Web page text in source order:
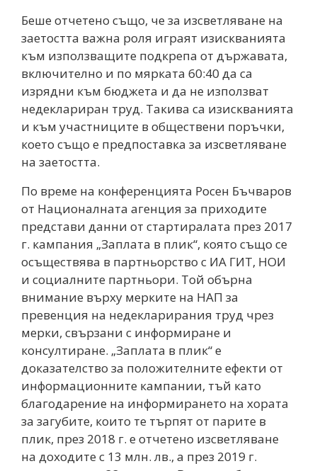
Беше отчетено също, че за изсветляване на
заетостта важна роля играят изискванията
към използващите подкрепа от държавата,
включително и по мярката 60:40 да са
изрядни към бюджета и да не използват
недеклариран труд. Такива са изискванията
и към участниците в обществени поръчки,
което също е предпоставка за изсветляване
на заетостта.
По време на конференцията Росен Бъчваров
от Националната агенция за приходите
представи данни от стартиралата през 2017
г. кампания „Заплата в плик“, която също се
осъществява в партньорство с ИА ГИТ, НОИ
и социалните партньори. Той обърна
внимание върху мерките на НАП за
превенция на недекларирания труд чрез
мерки, свързани с информиране и
консултиране. „Заплата в плик“ е
доказателство за положителните ефекти от
информационните кампании, тъй като
благодарение на информирането на хората
за загубите, които те търпят от парите в
плик, през 2018 г. е отчетено изсветляване
на доходите с 13 млн. лв., а през 2019 г.